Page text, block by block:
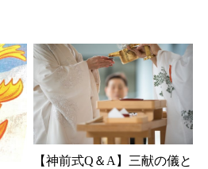
【神前式Q＆A】三献の儀と